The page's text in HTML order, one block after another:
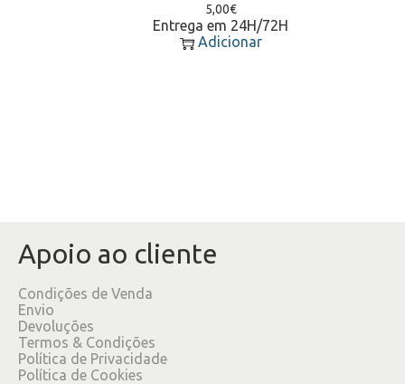
5,00€
Entrega em 24H/72H
Adicionar
Apoio ao cliente
Condições de Venda
Envio
Devoluções
Termos & Condições
Política de Privacidade
Política de Cookies